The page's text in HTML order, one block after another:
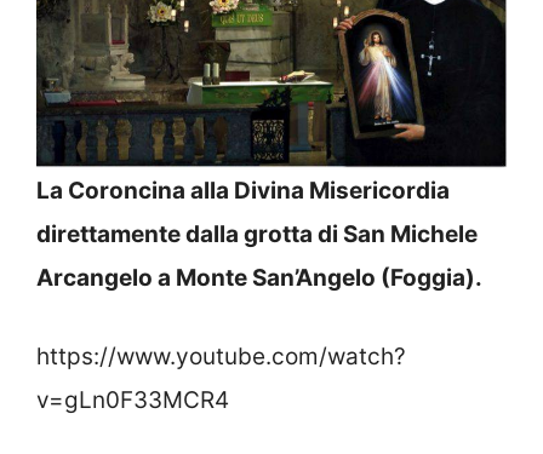
La Coroncina alla Divina Misericordia
direttamente dalla grotta di San Michele
Arcangelo a Monte San’Angelo (Foggia).
https://www.youtube.com/watch?
v=gLn0F33MCR4